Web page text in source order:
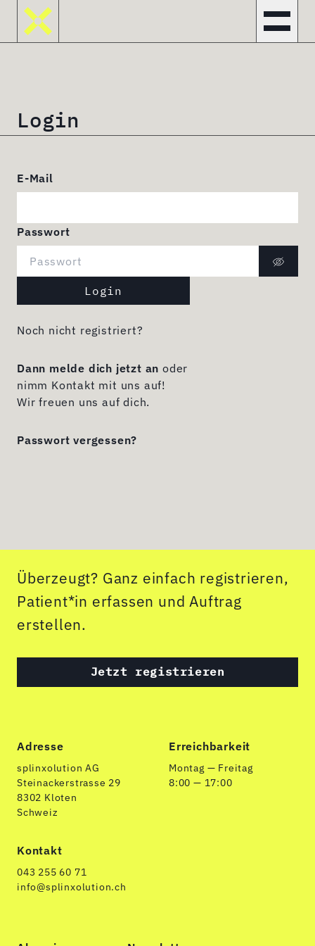
Login
E-Mail
Passwort
Login
Noch nicht registriert?
Dann melde dich jetzt an oder
nimm Kontakt mit uns auf!
Wir freuen uns auf dich.
Passwort vergessen?
Überzeugt? Ganz einfach registrieren,
Patient*in erfassen und Auftrag
erstellen.
Jetzt registrieren
Adresse
splinxolution AG
Steinackerstrasse 29
8302 Kloten
Schweiz
Erreichbarkeit
Montag — Freitag
8:00 — 17:00
Kontakt
043 255 60 71
info@splinxolution.ch